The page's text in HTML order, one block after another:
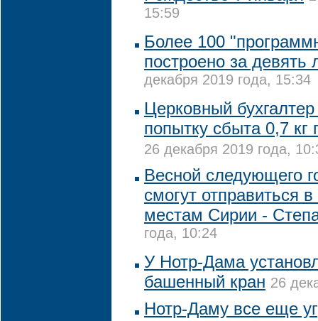
15:59
Более 100
построено за девять
декабря 2019 года, 15:34
Церковный
попытку сбыта 0,7 кг
26 декабря 2019 года,
Весной следующего
смогут отправиться
местам Сирии -
года, 10:24
У Нотр-Дама
башенный кран 26
Нотр-Даму все еще